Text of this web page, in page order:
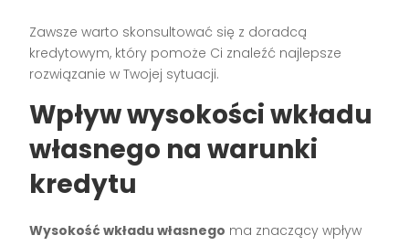
Zawsze warto skonsultować się z doradcą
kredytowym, który pomoże Ci znaleźć najlepsze
rozwiązanie w Twojej sytuacji.
Wpływ wysokości wkładu
własnego na warunki
kredytu
Wysokość wkładu własnego ma znaczący wpływ